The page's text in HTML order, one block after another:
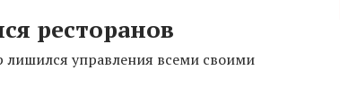
ресторанов
управления всеми своими